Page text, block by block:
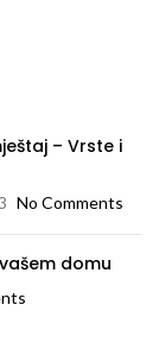
– Vrste i
No Comments
domu